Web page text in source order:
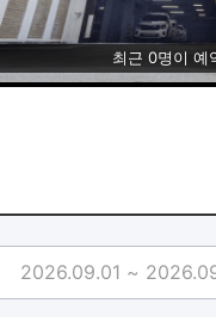
최근 0명이 예